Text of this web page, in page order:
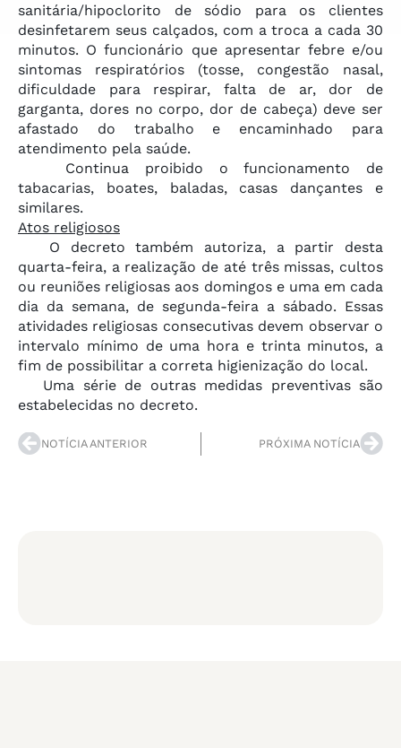
sanitária/hipoclorito de sódio para os clientes
desinfetarem seus calçados, com a troca a cada 30
minutos. O funcionário que apresentar febre e/ou
sintomas respiratórios (tosse, congestão nasal,
dificuldade para respirar, falta de ar, dor de
garganta, dores no corpo, dor de cabeça) deve ser
afastado do trabalho e encaminhado para
atendimento pela saúde.
Continua proibido o funcionamento de
tabacarias, boates, baladas, casas dançantes e
similares.
Atos religiosos
O decreto também autoriza, a partir desta
quarta-feira, a realização de até três missas, cultos
ou reuniões religiosas aos domingos e uma em cada
dia da semana, de segunda-feira a sábado. Essas
atividades religiosas consecutivas devem observar o
intervalo mínimo de uma hora e trinta minutos, a
fim de possibilitar a correta higienização do local.
Uma série de outras medidas preventivas são
estabelecidas no decreto.
NOTÍCIA ANTERIOR PRÓXIMA NOTÍCIA